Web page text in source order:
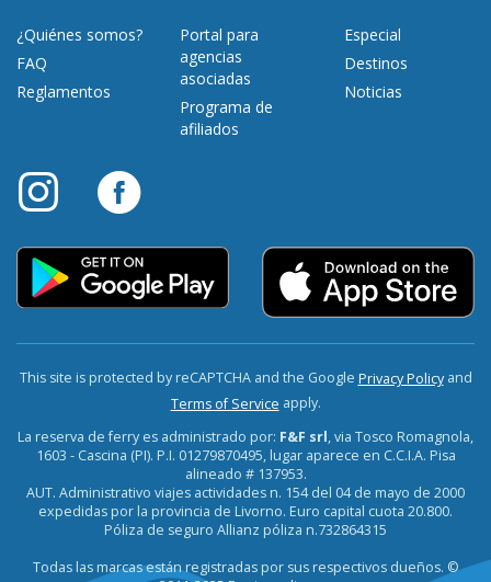
¿Quiénes somos?
FAQ
Reglamentos
Portal para
agencias
asociadas
Programa de
afiliados
Especial
Destinos
Noticias
This site is protected by reCAPTCHA and the Google Privacy Policyand
Terms of Service apply.
La reserva de ferry es administrado por: F&F srl, via Tosco Romagnola,
1603 - Cascina (PI). P.I. 01279870495, lugar aparece en C.C.I.A. Pisa
alineado # 137953.
AUT. Administrativo viajes actividades n. 154 del 04 de mayo de 2000
expedidas por la provincia de Livorno. Euro capital cuota 20.800.
Póliza de seguro Allianz póliza n.732864315
Todas las marcas están registradas por sus respectivos dueños. ©